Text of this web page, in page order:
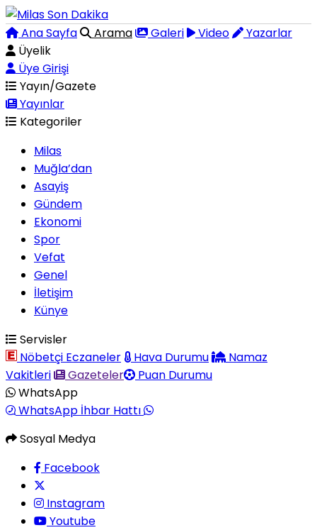
Ana Sayfa Arama Galeri Video
Yazarlar
Üyelik
Üye Girişi
Yayın/Gazete
Yayınlar
Kategoriler
Milas
Muğla’dan
Asayiş
Gündem
Ekonomi
Spor
Vefat
Genel
İletişim
Künye
Servisler
Nöbetçi Eczaneler
Hava Durumu
Namaz
Vakitleri
Gazeteler
Puan Durumu
WhatsApp
WhatsApp İhbar Hattı
Sosyal Medya
Facebook
Instagram
Youtube